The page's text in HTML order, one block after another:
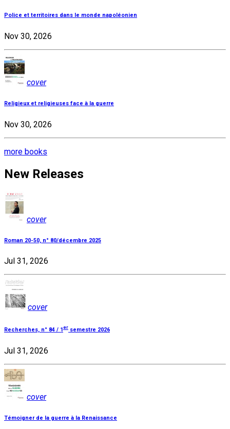
Police et territoires dans le monde napoléonien
Nov 30, 2026
cover
Religieux et religieuses face à la guerre
Nov 30, 2026
more books
New Releases
cover
Roman 20-50, n° 80/décembre 2025
Jul 31, 2026
cover
Recherches, n° 84 / 1er semestre 2026
Jul 31, 2026
cover
Témoigner de la guerre à la Renaissance